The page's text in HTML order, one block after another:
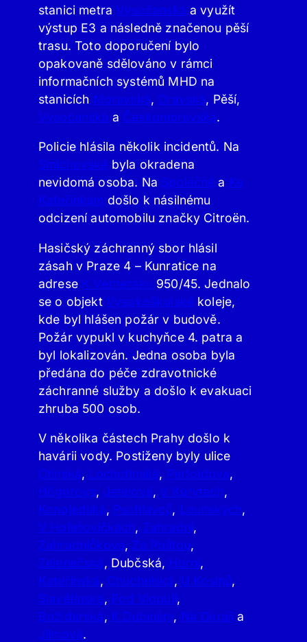
stanici metra Vysočanská a využít
výstup E3 a následně značenou pěší
trasu. Toto doporučení bylo
opakovaně sdělováno v rámci
informačních systémů MHD na
stanicích Moravská, Oravská, Pěší,
Vysočanská a Českomoravská.
Policie hlásila několik incidentů. Na
Smíchovské byla okradena
nevidomá osoba. Na Společné a Ke
Kateřinkám došlo k násilnému
odcizení automobilu značky Citroën.
Hasičský záchranný sbor hlásil
zásah v Praze 4 – Kunratice na
adrese K Verneráku 950/45. Jednalo
se o objekt Vysokoškolské koleje,
kde byl hlášen požár v budově.
Požár vypukl v kuchyňce 4. patra a
byl lokalizován. Jedna osoba byla
předána do péče zdravotnické
záchranné služby a došlo k evakuaci
zhruba 500 osob.
V několika částech Prahy došlo k
havárii vody. Postiženy byly ulice
Otínská, Lochotínská, Pertoldova,
Högerova, Jetelová, V Korytech,
Konojedská, Psohlavců, Lounských,
V Holešovičkách, Zahradní,
Zahradníčkova, Za Poštou,
Zelenečská, Dubčská, Horní,
Kateřinská, Chuchelská, U Kosinů,
Slavětínská, Pod Vidoulí,
Božídarská, K Dubinám, Na Okraji a
Jilmová.